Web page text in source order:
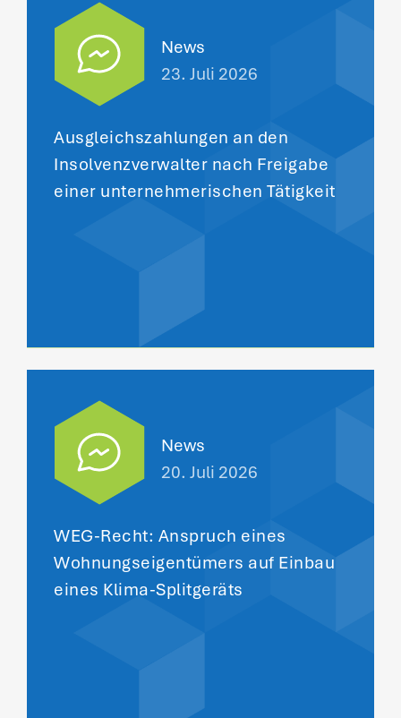
News
23. Juli 2026
Ausgleichszahlungen an den
Insolvenzverwalter nach Freigabe
einer unternehmerischen Tätigkeit
News
20. Juli 2026
WEG-Recht: Anspruch eines
Wohnungseigentümers auf Einbau
eines Klima-Splitgeräts